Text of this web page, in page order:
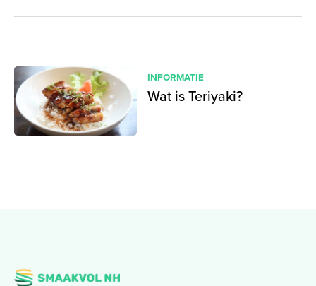
INFORMATIE
Wat is Teriyaki?